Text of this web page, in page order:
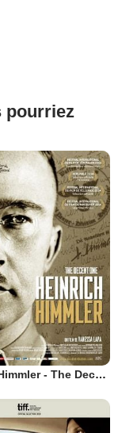
pourriez
Heinrich Himmler - The Decent one